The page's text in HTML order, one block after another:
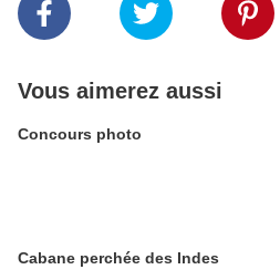
Vous aimerez aussi
Concours photo
Cabane perchée des Indes